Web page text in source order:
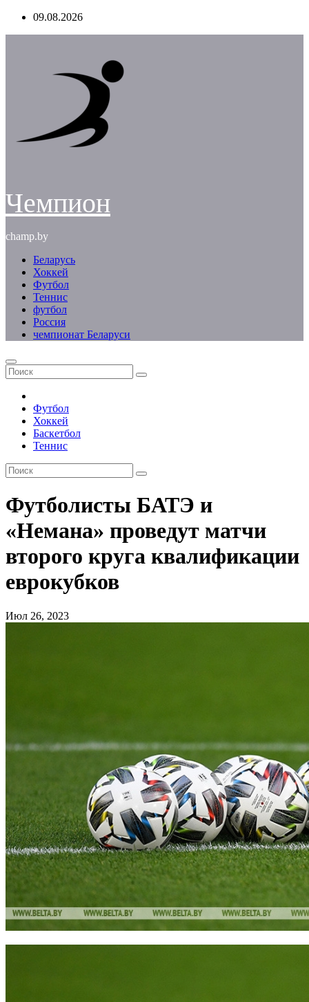
Перейти09.08.2026
Чемпион
champ.by
Беларусь
Хоккей
Футбол
Теннис
футбол
Россия
чемпионат Беларуси
Футбол
Хоккей
Баскетбол
Теннис
Футболисты БАТЭ и
«Немана» проведут матчи
второго круга квалификации
еврокубков
Июл 26, 2023